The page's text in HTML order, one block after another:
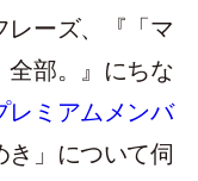
レーズ、『「マ
全部。』にちな
レミアムメンバ
き」について伺